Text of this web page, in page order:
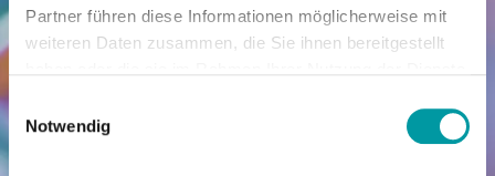
Partner führen diese Informationen möglicherweise mit
weiteren Daten zusammen, die Sie ihnen bereitgestellt
Einwilligungsauswahl
Notwendig
bis hin zu einer sichtbaren Internetpräsenz.